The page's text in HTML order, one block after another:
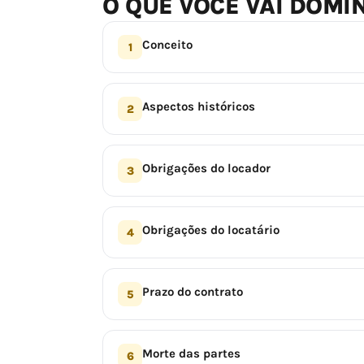
O QUE VOCÊ VAI
1 Conceito
2 Aspectos históricos
3 Obrigações do locador
4 Obrigações do locatário
5 Prazo do contrato
6 Morte das partes